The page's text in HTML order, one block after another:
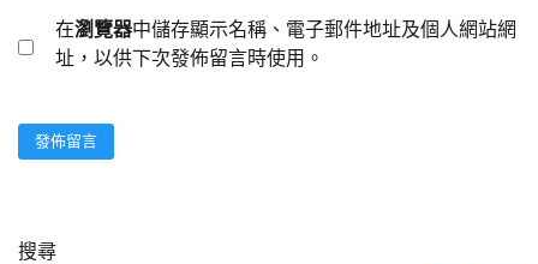
在瀏覽器中儲存顯示名稱、電子郵件地址及個人網站網
址，以供下次發佈留言時使用。
搜尋